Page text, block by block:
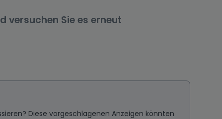
versuchen Sie es erneut
Diese vorgeschlagenen Anzeigen könnten